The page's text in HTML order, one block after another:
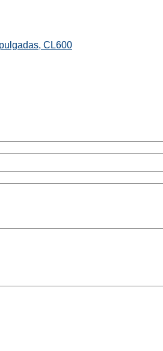
CL600